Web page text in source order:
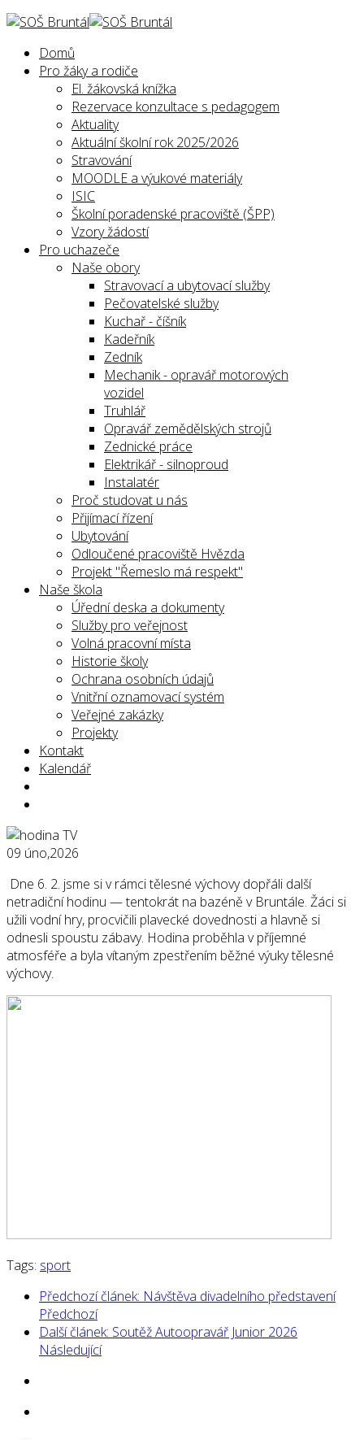
Domů
Pro žáky a rodiče
El. žákovská knížka
Rezervace konzultace s pedagogem
Aktuality
Aktuální školní rok 2025/2026
Stravování
MOODLE a výukové materiály
ISIC
Školní poradenské pracoviště (ŠPP)
Vzory žádostí
Pro uchazeče
Naše obory
Stravovací a ubytovací služby
Pečovatelské služby
Kuchař - číšník
Kadeřník
Zedník
Mechanik - opravář motorových
vozidel
Truhlář
Opravář zemědělských strojů
Zednické práce
Elektrikář - silnoproud
Instalatér
Proč studovat u nás
Přijímací řízení
Ubytování
Odloučené pracoviště Hvězda
Projekt "Řemeslo má respekt"
Naše škola
Úřední deska a dokumenty
Služby pro veřejnost
Volná pracovní místa
Historie školy
Ochrana osobních údajů
Vnitřní oznamovací systém
Veřejné zakázky
Projekty
Kontakt
Kalendář
09 úno,2026
Dne 6. 2. jsme si v rámci tělesné výchovy dopřáli další
netradiční hodinu — tentokrát na bazéně v Bruntále. Žáci si
užili vodní hry, procvičili plavecké dovednosti a hlavně si
odnesli spoustu zábavy. Hodina proběhla v příjemné
atmosféře a byla vítaným zpestřením běžné výuky tělesné
výchovy.
Tags: sport
Předchozí článek: Návštěva divadelního představení
Předchozí
Další článek: Soutěž Autoopravář Junior 2026
Následující